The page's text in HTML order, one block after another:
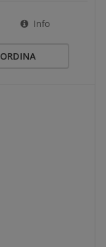
Info
ORDINA